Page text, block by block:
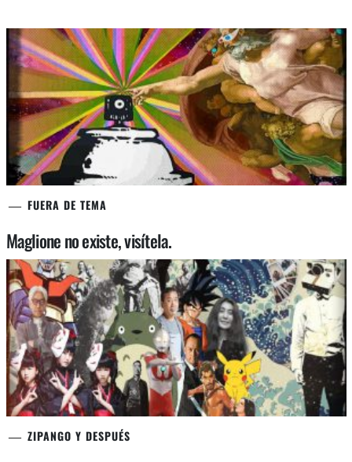
FUERA DE TEMA
Maglione no existe, visítela.
ZIPANGO Y DESPUÉS